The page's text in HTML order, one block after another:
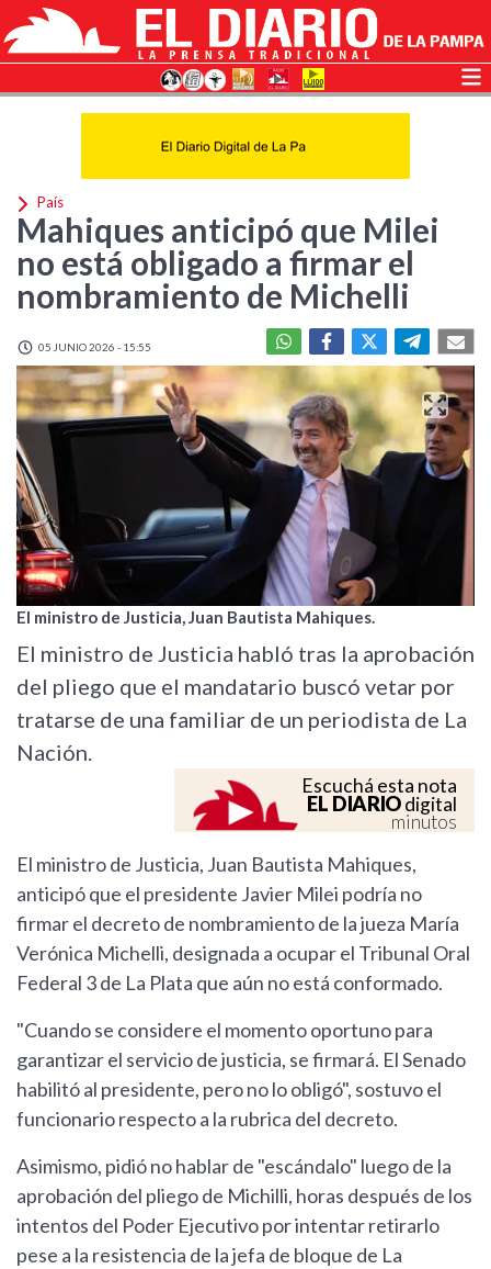
País
Mahiques anticipó que Milei
no está obligado a firmar el
nombramiento de Michelli
05 JUNIO 2026 - 15:55
El ministro de Justicia, Juan Bautista Mahiques.
El ministro de Justicia habló tras la aprobación
del pliego que el mandatario buscó vetar por
tratarse de una familiar de un periodista de La
Nación.
Escuchá esta nota
EL DIARIOdigital
minutos
El ministro de Justicia, Juan Bautista Mahiques,
anticipó que el presidente Javier Milei podría no
firmar el decreto de nombramiento de la jueza María
Verónica Michelli, designada a ocupar el Tribunal Oral
Federal 3 de La Plata que aún no está conformado.
"Cuando se considere el momento oportuno para
garantizar el servicio de justicia, se firmará. El Senado
habilitó al presidente, pero no lo obligó", sostuvo el
funcionario respecto a la rubrica del decreto.
Asimismo, pidió no hablar de "escándalo" luego de la
aprobación del pliego de Michilli, horas después de los
intentos del Poder Ejecutivo por intentar retirarlo
pese a la resistencia de la jefa de bloque de La